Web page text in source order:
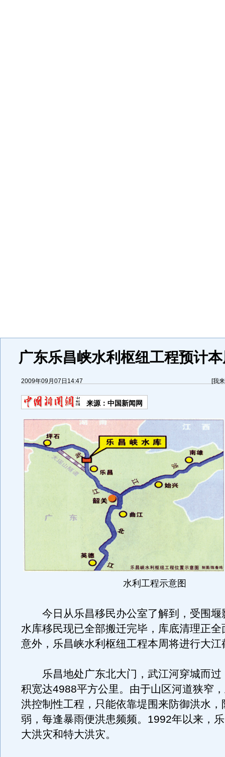
广东乐昌峡水利枢纽工程预计
2009年09月07日14:47 [我
来源： 中国新闻网
水利工程示意图
今日从乐昌移民办公室了解到，受围堰
水库移民现已全部搬迁完毕，库底清理正全
意外，乐昌峡水利枢纽工程本周将进行大江
乐昌地处广东北大门，武江河穿城而过
积宽达4988平方公里。由于山区河道狭窄
洪控制性工程，只能依靠堤围来防御洪水，
弱，每逢暴雨便洪患频频。1992年以来，
大洪灾和特大洪灾。